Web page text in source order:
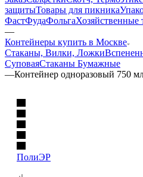
защитыТовары для пикника
ФастФудаФольгаХозяйственные
—
Контейнеры купить в Москве
Стаканы, Вилки, Ложки
СуповаяСтаканы Бумажные
—Контейнер одноразовый 750
ПолиЭР